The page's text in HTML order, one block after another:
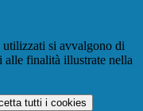
utilizzati si avvalgono di
alle finalità illustrate nella
tutti i cookies